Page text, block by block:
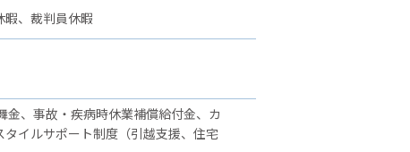
暇、裁判員休暇
、事故・疾病時休業補償給付金、カ
イルサポート制度（引越支援、住宅